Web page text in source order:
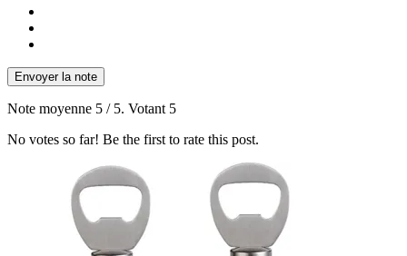
Envoyer la note
Note moyenne 5 / 5. Votant 5
No votes so far! Be the first to rate this post.